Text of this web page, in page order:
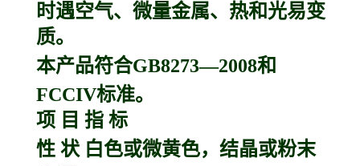
时遇空气、微量金属、热和光易变
质。
本产品符合GB8273—2008和
FCCIV标准。
项 目 指 标
性 状 白色或微黄色，结晶或粉末